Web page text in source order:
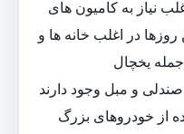
نیاز به کامیون های
در اغلب خانه ها و
یخچال
و مبل وجود دارند
از خودروهای بزرگ